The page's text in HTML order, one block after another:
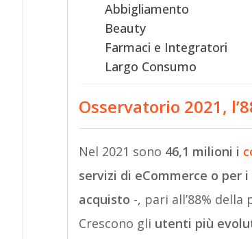
Abbigliamento
Beauty
Farmaci e Integratori
Largo Consumo
Osservatorio 2021,
Nel 2021 sono 46,1 milioni i
servizi di eCommerce o per
acquisto -, pari all’88%
Crescono gli utenti più